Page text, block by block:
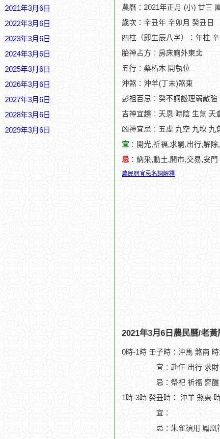
2021年3月6日
2022年3月6日
2023年3月6日
2024年3月6日
2025年3月6日
2026年3月6日
2027年3月6日
2028年3月6日
2029年3月6日
農曆：2021年正月 (小) 廿三
歲次：辛丑年 辛卯月 癸丑日
四柱（即生辰八字）：年柱
胎神占方：房床廁外東北
五行：桑柘木 開執位
沖煞：沖羊(丁未)煞東
彭祖百忌：癸不詞訟理弱敵
吉神宜趨：天恩 時陰 生氣 天
凶神宜忌：五虛 九空 九坎 九
宜 ：開光,祈福,求嗣,出行,解
忌 ：納采,動土,開市,交易,安門
農民曆宜忌名詞解釋
2021年3月6日農民曆/老
0時-1時 壬子時：沖馬 煞南
宜：赴任 出行 求
忌：祭祀 祈福 齋
1時-3時 癸丑時： 沖羊 煞東
宜：
忌：朱雀須用 鳳凰